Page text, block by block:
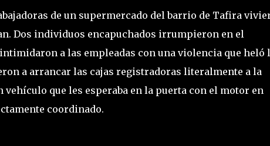
de un supermercado del barrio de Tafira
Dos individuos encapuchados irrumpieron en el
a las empleadas con una violencia que heló
a arrancar las cajas registradoras literalmente a la
que les esperaba en la puerta con el motor en
coordinado.